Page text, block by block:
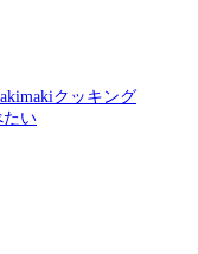
クッキング
たい